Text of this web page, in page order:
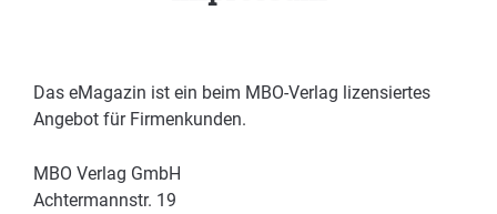
Das eMagazin ist ein beim MBO-Verlag lizensiertes
Angebot für Firmenkunden.
MBO Verlag GmbH
Achtermannstr. 19